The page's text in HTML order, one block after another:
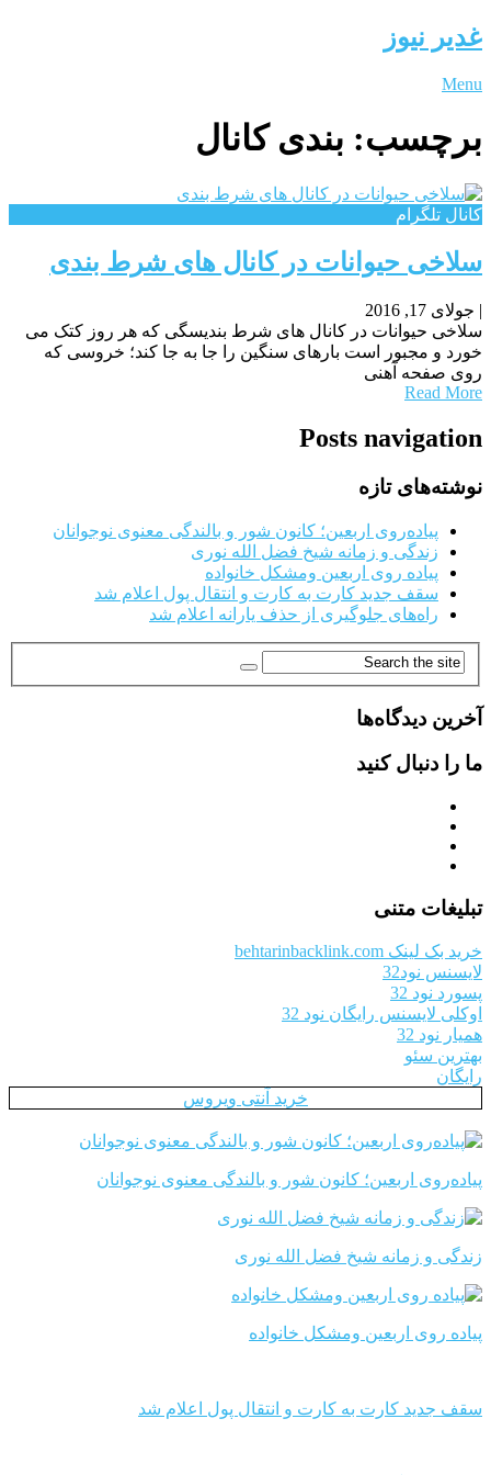
غدیر نیوز
Menu
برچسب: بندی کانال
کانال تلگرام
سلاخی حیوانات در کانال های شرط بندی
| جولای 17, 2016
سلاخی حیوانات در کانال های شرط بندیسگی که هر روز کتک می
خورد و مجبور است بارهای سنگین را جا به جا کند؛ خروسی که
روی صفحه آهنی
Read More
Posts navigation
نوشته‌های تازه
پیاده‌روی اربعین؛ کانون شور و بالندگی معنوی نوجوانان
زندگی و زمانه شیخ فضل الله نوری
پیاده روی اربعین ومشکل خانواده
سقف جدید کارت به کارت و انتقال پول اعلام شد
راه‌های جلوگیری از حذف یارانه اعلام شد
آخرین دیدگاه‌ها
ما را دنبال کنید
تبلیغات متنی
خرید بک لینک behtarinbacklink.com
لایسنس نود32
پسورد نود 32
اوکلی لایسنس رایگان نود 32
همیار نود 32
بهترین سئو
رایگان
خرید آنتی ویروس
پیاده‌روی اربعین؛ کانون شور و بالندگی معنوی نوجوانان
زندگی و زمانه شیخ فضل الله نوری
پیاده روی اربعین ومشکل خانواده
سقف جدید کارت به کارت و انتقال پول اعلام شد